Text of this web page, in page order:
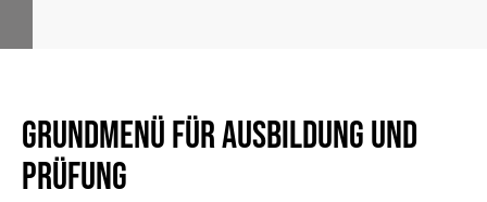
Grundmenü für Ausbildung und
Prüfung